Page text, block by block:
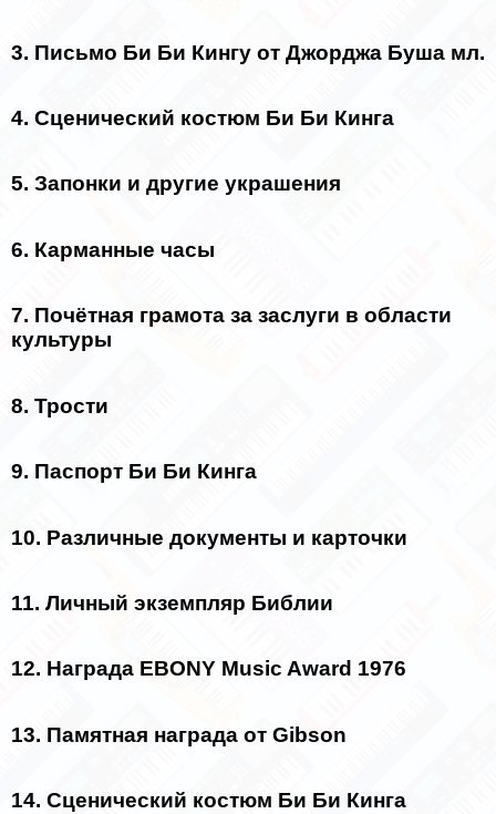
3. Письмо Би Би Кингу от Джорджа Буша мл.
4. Сценический костюм Би Би Кинга
5. Запонки и другие украшения
6. Карманные часы
7. Почётная грамота за заслуги в области
культуры
8. Трости
9. Паспорт Би Би Кинга
10. Различные документы и карточки
11. Личный экземпляр Библии
12. Награда EBONY Music Award 1976
13. Памятная награда от Gibson
14. Сценический костюм Би Би Кинга